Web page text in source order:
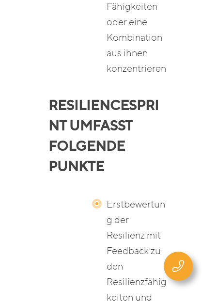
Fähigkeiten
oder eine
Kombination
aus ihnen
konzentrieren
RESILIENCESPRI
NT UMFASST
FOLGENDE
PUNKTE
Erstbewertun
g der
Resilienz mit
Feedback zu
den
Resilienzfähig
keiten und